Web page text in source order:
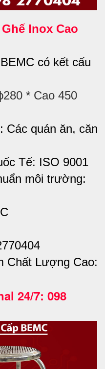
Ghế Inox Cao
có kết cấu
* Cao 450
Các quán ăn, căn
Tế: ISO 9001
môi trường:
Chất Lượng Cao:
24/7: 098